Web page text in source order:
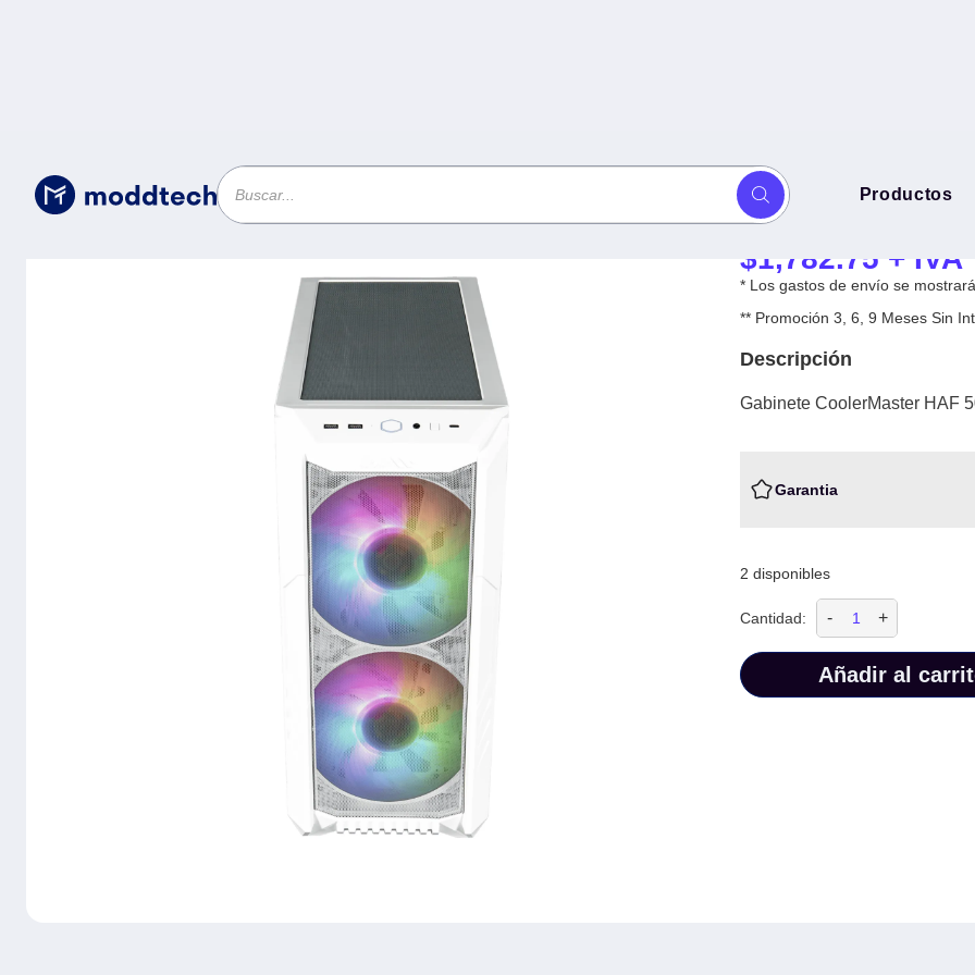
Productos
Sin categoría Gabinete CoolerMaster HAF 500 (H500-WGNN-S00) -
Gabinete
WGNN-S00) -
$1,782.75 + IVA
* Los gastos de envío se
** Promoción 3, 6, 9 Meses Sin
Descripción
Gabinete CoolerMaster HAF
Garantia
2 disponibles
Cantidad: - +
Añadir al